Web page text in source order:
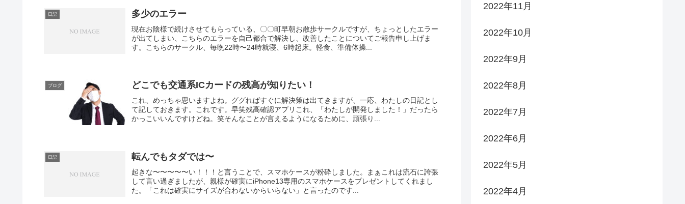
日記 多少のエラー
現在お陰様で続けさせてもらっている、〇〇町早朝お散歩サークルですが、ちょっとしたエラー
が出てしまい、こちらのエラーを自己都合で解決し、改善したことについてご報告申し上げま
す。こちらのサークル、毎晩22時〜24時就寝、6時起床。軽食、準備体操...
ブログ どこでも交通系ICカードの残高が知りたい！
これ、めっちゃ思いますよね。ググればすぐに解決策は出てきますが、一応、わたしの日記とし
て記しておきます。これです。早笑残高確認アプリこれ、「わたしが開発しました！」だったら
かっこいいんですけどね。笑そんなことが言えるようになるために、頑張り...
日記 転んでもタダでは〜
起きな〜〜〜〜〜い！！！と言うことで、スマホケースが粉砕しました。まぁこれは流石に誇張
して言い過ぎましたが、親様が確実にiPhone13専用のスマホケースをプレゼントしてくれまし
た。「これは確実にサイズが合わないからいらない」と言ったのです...
2022年11月
2022年10月
2022年9月
2022年8月
2022年7月
2022年6月
2022年5月
2022年4月